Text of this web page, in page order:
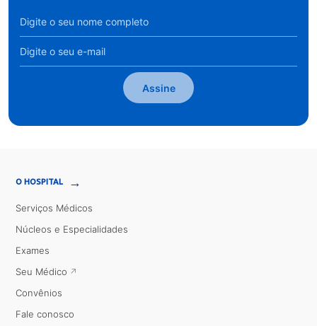
Assine
O HOSPITAL →
Serviços Médicos
Núcleos e Especialidades
Exames
Seu Médico
Convênios
Fale conosco